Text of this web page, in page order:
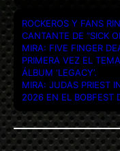
ROCKEROS Y FANS
CANTANTE DE “SICK
MIRA: FIVE FINGER
PRIMERA VEZ EL
ÁLBUM ‘LEGACY’.
MIRA: JUDAS PRIEST
2026 EN EL BOBFEST